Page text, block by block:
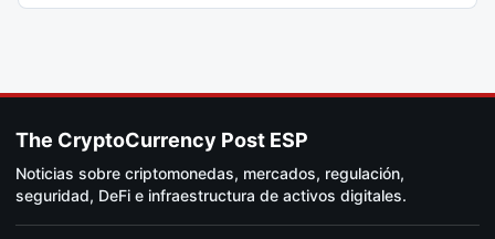
The CryptoCurrency Post ESP
Noticias sobre criptomonedas, mercados, regulación,
seguridad, DeFi e infraestructura de activos digitales.